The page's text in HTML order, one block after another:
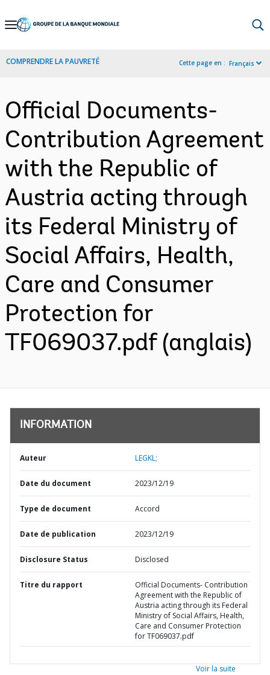
Skip
Navigation
COMPRENDRE LA PAUVRETÉ Cette page en : Français
Official Documents-
Contribution Agreement
with the Republic of
Austria acting through
its Federal Ministry of
Social Affairs, Health,
Care and Consumer
Protection for
TF069037.pdf (anglais)
INFORMATION
Auteur LEGKL;
Date du document 2023/12/19
Type de document Accord
Date de publication 2023/12/19
Disclosure Status Disclosed
Titre du rapport
Official Documents- Contribution
Agreement with the Republic of
Austria acting through its Federal
Ministry of Social Affairs, Health,
Care and Consumer Protection
for TF069037.pdf
Voir la suite